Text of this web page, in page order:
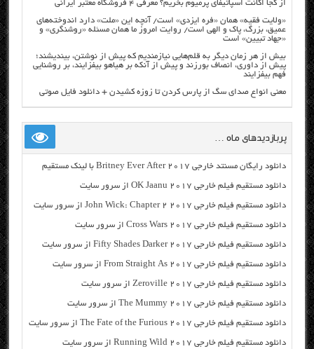
از کجا اکانت اسپاتیفای پرمیوم بخریم؟ معرفی ۴ فروشگاه معتبر ایرانی
«ولایت فقیه» همان «فره ایزدی» است/ آنچه این «ملت» دارد اندوخته‌های
عمیق، بزرگ، پاک و الهی است/ روایت امروز ما همان مسئله «روشنگری» و
«جهاد تبیین» است
بیش از هر زمان دیگر به قلم‌هایی نیازمندیم که پیش از نوشتن، بیندیشند؛
پیش از داوری، انصاف بورزند و پیش از آنکه بر هیاهو بیفزایند، بر روشنایی
فهم بیفزایند
معنی انواع صدای سگ از پارس کردن تا زوزه کشیدن + دانلود فایل صوتی
پربازدیدهای ماه …
دانلود رایگان مسنتد خارجی Britney Ever After 2017 با لینک مستقیم
دانلود مستقیم فیلم خارجی OK Jaanu 2017 از سرور سایت
دانلود مستقیم فیلم خارجی John Wick: Chapter 2 2017 از سرور سایت
دانلود مستقیم فیلم خارجی Cross Wars 2017 از سرور سایت
دانلود مستقیم فیلم خارجی Fifty Shades Darker 2017 از سرور سایت
دانلود مستقیم فیلم خارجی From Straight As 2017 از سرور سایت
دانلود مستقیم فیلم خارجی Zeroville 2017 از سرور سایت
دانلود مستقیم فیلم خارجی The Mummy 2017 از سرور سایت
دانلود مستقیم فیلم خارجی The Fate of the Furious 2017 از سرور سایت
دانلود مستقیم فیلم خارجی Running Wild 2017 از سرور سایت